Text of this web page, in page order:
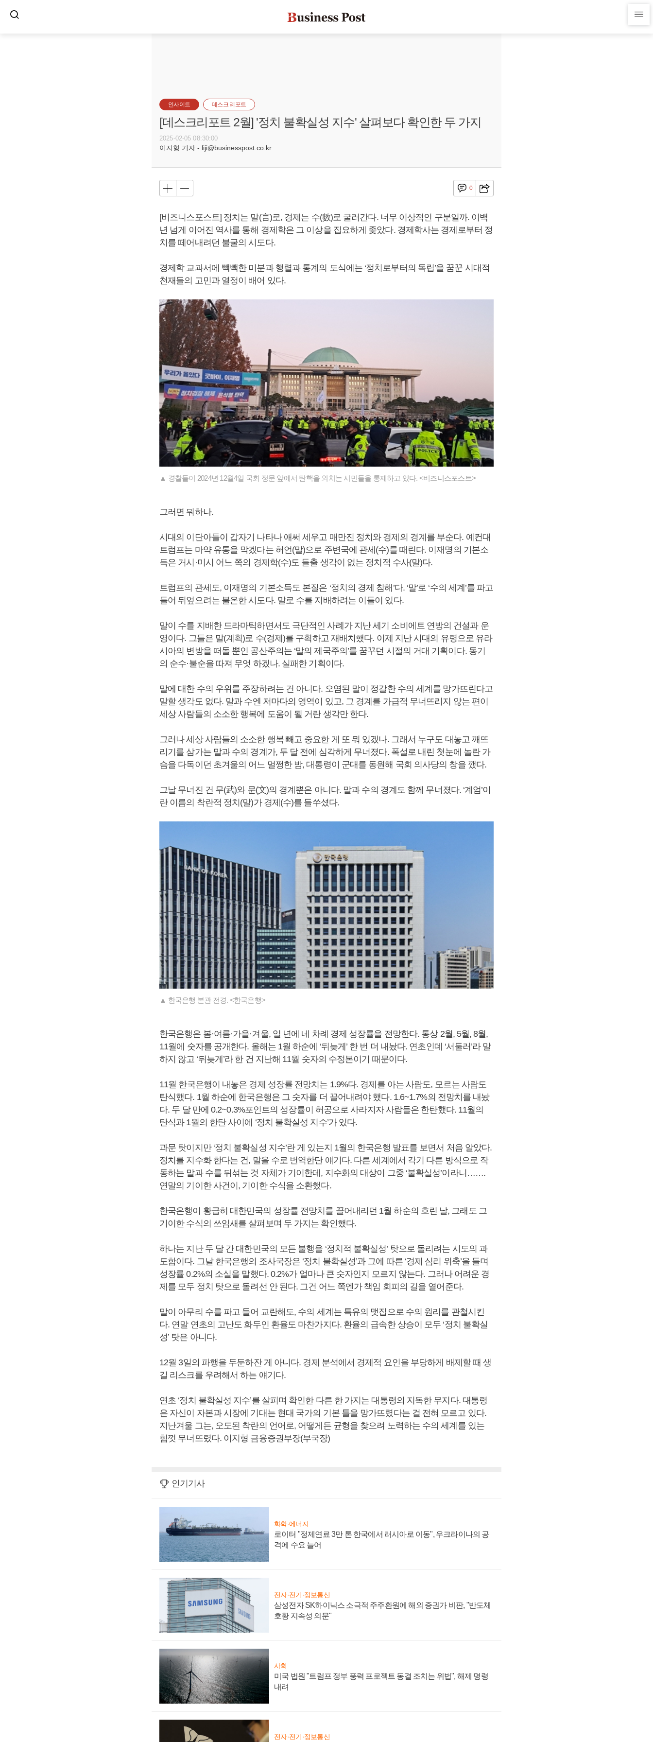
인사이트 데스크 리포트
[데스크리포트 2월] '정치 불확실성 지수' 살펴보다 확인한 두 가지
2025-02-05 08:30:00
이지형 기자 - liji@businesspost.co.kr
0
[비즈니스포스트] 정치는 말(言)로, 경제는 수(數)로 굴러간다. 너무 이상적인 구분일까. 이백
년 넘게 이어진 역사를 통해 경제학은 그 이상을 집요하게 좇았다. 경제학사는 경제로부터 정
치를 떼어내려던 불굴의 시도다.
경제학 교과서에 빽빽한 미분과 행렬과 통계의 도식에는 ‘정치로부터의 독립’을 꿈꾼 시대적
천재들의 고민과 열정이 배어 있다.
▲ 경찰들이 2024년 12월4일 국회 정문 앞에서 탄핵을 외치는 시민들을 통제하고 있다. <비즈니스포스트>
그러면 뭐하나.
시대의 이단아들이 갑자기 나타나 애써 세우고 매만진 정치와 경제의 경계를 부순다. 예컨대
트럼프는 마약 유통을 막겠다는 허언(말)으로 주변국에 관세(수)를 때린다. 이재명의 기본소
득은 거시·미시 어느 쪽의 경제학(수)도 들출 생각이 없는 정치적 수사(말)다.
트럼프의 관세도, 이재명의 기본소득도 본질은 ‘정치의 경제 침해’다. ‘말’로 ‘수의 세계’를 파고
들어 뒤엎으려는 불온한 시도다. 말로 수를 지배하려는 이들이 있다.
말이 수를 지배한 드라마틱하면서도 극단적인 사례가 지난 세기 소비에트 연방의 건설과 운
영이다. 그들은 말(계획)로 수(경제)를 구획하고 재배치했다. 이제 지난 시대의 유령으로 유라
시아의 변방을 떠돌 뿐인 공산주의는 ‘말의 제국주의’를 꿈꾸던 시절의 거대 기획이다. 동기
의 순수·불순을 따져 무엇 하겠나. 실패한 기획이다.
말에 대한 수의 우위를 주장하려는 건 아니다. 오염된 말이 정갈한 수의 세계를 망가뜨린다고
말할 생각도 없다. 말과 수엔 저마다의 영역이 있고, 그 경계를 가급적 무너뜨리지 않는 편이
세상 사람들의 소소한 행복에 도움이 될 거란 생각만 한다.
그러나 세상 사람들의 소소한 행복 빼고 중요한 게 또 뭐 있겠나. 그래서 누구도 대놓고 깨뜨
리기를 삼가는 말과 수의 경계가, 두 달 전에 심각하게 무너졌다. 폭설로 내린 첫눈에 놀란 가
슴을 다독이던 초겨울의 어느 멀쩡한 밤, 대통령이 군대를 동원해 국회 의사당의 창을 깼다.
그날 무너진 건 무(武)와 문(文)의 경계뿐은 아니다. 말과 수의 경계도 함께 무너졌다. ‘계엄’이
란 이름의 착란적 정치(말)가 경제(수)를 들쑤셨다.
▲ 한국은행 본관 전경. <한국은행>
한국은행은 봄·여름·가을·겨울, 일 년에 네 차례 경제 성장률을 전망한다. 통상 2월, 5월, 8월,
11월에 숫자를 공개한다. 올해는 1월 하순에 ‘뒤늦게’ 한 번 더 내놨다. 연초인데 ‘서둘러’라 말
하지 않고 ‘뒤늦게’라 한 건 지난해 11월 숫자의 수정본이기 때문이다.
11월 한국은행이 내놓은 경제 성장률 전망치는 1.9%다. 경제를 아는 사람도, 모르는 사람도
탄식했다. 1월 하순에 한국은행은 그 숫자를 더 끌어내려야 했다. 1.6~1.7%의 전망치를 내놨
다. 두 달 만에 0.2~0.3%포인트의 성장률이 허공으로 사라지자 사람들은 한탄했다. 11월의
탄식과 1월의 한탄 사이에 ‘정치 불확실성 지수’가 있다.
과문 탓이지만 ‘정치 불확실성 지수’란 게 있는지 1월의 한국은행 발표를 보면서 처음 알았다.
정치를 지수화 한다는 건, 말을 수로 번역한단 얘기다. 다른 세계에서 각기 다른 방식으로 작
동하는 말과 수를 뒤섞는 것 자체가 기이한데, 지수화의 대상이 그중 ‘불확실성’이라니…….
연말의 기이한 사건이, 기이한 수식을 소환했다.
한국은행이 황급히 대한민국의 성장률 전망치를 끌어내리던 1월 하순의 흐린 날, 그래도 그
기이한 수식의 쓰임새를 살펴보며 두 가지는 확인했다.
하나는 지난 두 달 간 대한민국의 모든 불행을 ‘정치적 불확실성’ 탓으로 돌리려는 시도의 과
도함이다. 그날 한국은행의 조사국장은 ‘정치 불확실성’과 그에 따른 ‘경제 심리 위축’을 들며
성장률 0.2%의 소실을 말했다. 0.2%가 얼마나 큰 숫자인지 모르지 않는다. 그러나 어려운 경
제를 모두 정치 탓으로 돌려선 안 된다. 그건 어느 쪽엔가 책임 회피의 길을 열어준다.
말이 아무리 수를 파고 들어 교란해도, 수의 세계는 특유의 맷집으로 수의 원리를 관철시킨
다. 연말 연초의 고난도 화두인 환율도 마찬가지다. 환율의 급속한 상승이 모두 ‘정치 불확실
성’ 탓은 아니다.
12월 3일의 파행을 두둔하잔 게 아니다. 경제 분석에서 경제적 요인을 부당하게 배제할 때 생
길 리스크를 우려해서 하는 얘기다.
연초 ‘정치 불확실성 지수’를 살피며 확인한 다른 한 가지는 대통령의 지독한 무지다. 대통령
은 자신이 자본과 시장에 기대는 현대 국가의 기본 틀을 망가뜨렸다는 걸 전혀 모르고 있다.
지난겨울 그는, 오도된 착란의 언어로, 어떻게든 균형을 찾으려 노력하는 수의 세계를 있는
힘껏 무너뜨렸다. 이지형 금융증권부장(부국장)
인기기사
화학·에너지
로이터 "정제연료 3만 톤 한국에서 러시아로 이동", 우크라이나의 공
격에 수요 늘어
전자·전기·정보통신
삼성전자 SK하이닉스 소극적 주주환원에 해외 증권가 비판, "반도체
호황 지속성 의문"
사회
미국 법원 "트럼프 정부 풍력 프로젝트 동결 조치는 위법", 해제 명령
내려
전자·전기·정보통신